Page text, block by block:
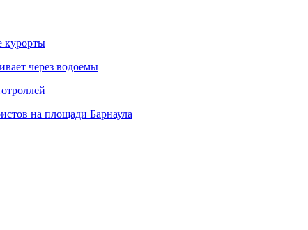
курорты
через водоемы
на площади Барнаула